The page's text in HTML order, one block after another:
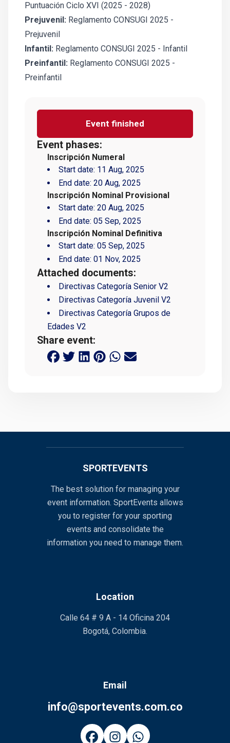
Puntuación Ciclo XVI (2025 - 2028)
Prejuvenil: Reglamento CONSUGI 2025 -
Prejuvenil
Infantil: Reglamento CONSUGI 2025 - Infantil
Preinfantil: Reglamento CONSUGI 2025 -
Preinfantil
Event finished
Event phases:
Inscripción Numeral
Start date: 11 Aug, 2025
End date: 20 Aug, 2025
Inscripción Nominal Provisional
Start date: 20 Aug, 2025
End date: 05 Sep, 2025
Inscripción Nominal Definitiva
Start date: 05 Sep, 2025
End date: 01 Nov, 2025
Attached documents:
Directivas Categoría Senior V2
Directivas Categoría Juvenil V2
Directivas Categoría Grupos de
Edades V2
Share event:
SPORTEVENTS
The best solution for managing your
event information. SportEvents allows
you to register for your sporting
events and consolidate the
information you need to manage them.
Location
Calle 64 # 9 A - 14 Oficina 204
Bogotá, Colombia.
Email
info@sportevents.com.co